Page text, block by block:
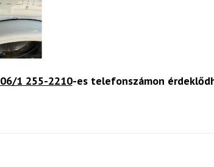
06/1 255-2210-es telefonszámon